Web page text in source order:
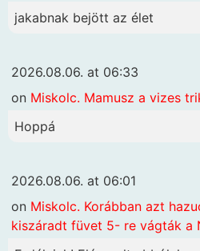
jakabnak bejött az élet
2026.08.06. at 06:33
on Miskolc. Mamusz a vizes
Hoppá
2026.08.06. at 06:01
on Miskolc. Korábban azt
kiszáradt füvet 5- re vágták a